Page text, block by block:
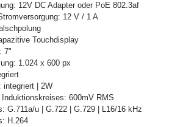
12V DC Adapter oder PoE 802.3af
12 V / 1 A
Touchdisplay
7"
1.024 x 600 px
integriert | 2W
600mV RMS
G.711a/u | G.722 | G.729 | L16/16 kHz
H.264